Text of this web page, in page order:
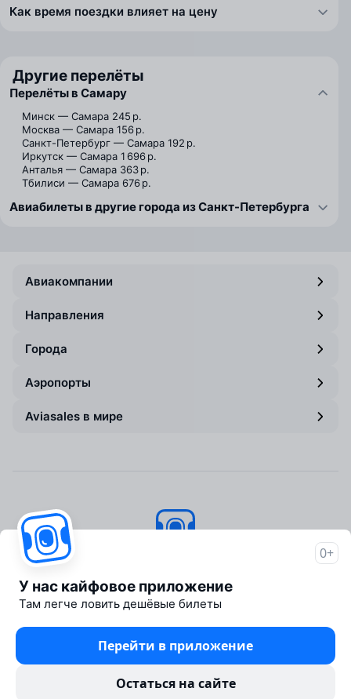
Как время поездки влияет на цену
Другие перелёты
Перелёты в Самару
Минск — Самара 245 р.
Москва — Самара 156 р.
Санкт-Петербург — Самара 192 р.
Иркутск — Самара 1 696 р.
Анталья — Самара 363 р.
Тбилиси — Самара 676 р.
Авиабилеты в другие города из Санкт-Петербурга
Авиакомпании
Направления
Города
Аэропорты
Aviasales в мире
Об Авиасейлс
Пресс‑центр
Travelpayouts
Партнёрская программа
0+
У нас кайфовое приложение
Там легче ловить дешёвые билеты
Перейти в приложение
Остаться на сайте